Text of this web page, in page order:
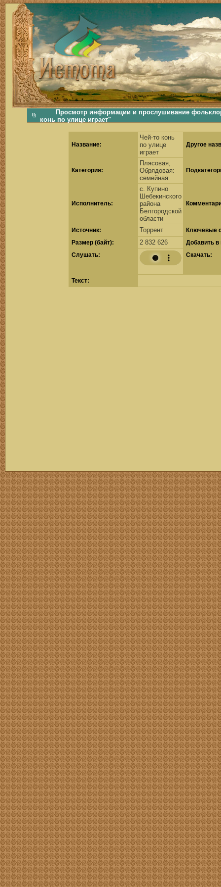
фольклорная музыка, фольклор хороводы бабушки русские народные песни послушать скачать каталог фольклора Скачать Поиск музыки, поиск фольклора, искать песни, как пели
Просмотр информации и прослушивание
конь по улице играет"
Название:
Чей-то конь
по улице
играет
Другое
Категория:
Плясовая,
Обрядовая:
семейная
Исполнитель:
с. Купино
Шебекинского
района
Белгородской
области
Источник: Торрент
Ключевые
Размер (байт):
2 832 626
Добавить в
Cлушать:
Скачать:
Текст:
скачать mp3 бесплатно мп3,Россия,патриот,сохранение традиций,великая страна,история,тексты песен, описание песен, удобный каталог mp3 фольклора